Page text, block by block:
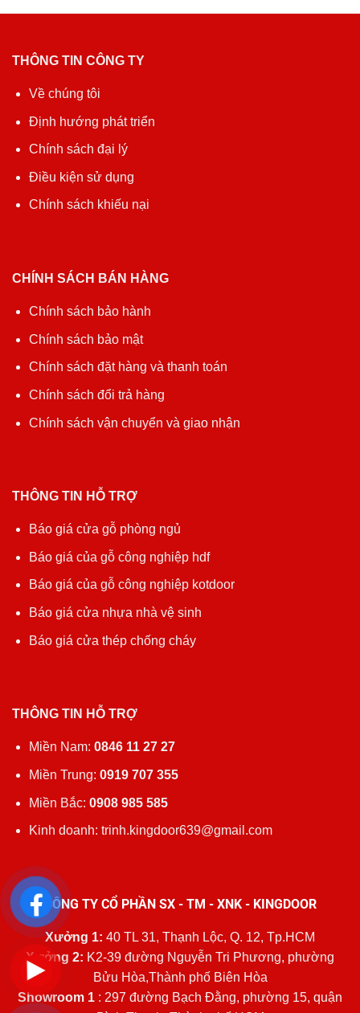
THÔNG TIN CÔNG TY
Về chúng tôi
Định hướng phát triển
Chính sách đại lý
Điều kiện sử dụng
Chính sách khiếu nại
CHÍNH SÁCH BÁN HÀNG
Chính sách bảo hành
Chính sách bảo mật
Chính sách đặt hàng và thanh toán
Chính sách đổi trả hàng
Chính sách vận chuyển và giao nhận
THÔNG TIN HỖ TRỢ
Báo giá cửa gỗ phòng ngủ
Báo giá của gỗ công nghiệp hdf
Báo giá của gỗ công nghiệp kotdoor
Báo giá cửa nhựa nhà vệ sinh
Báo giá cửa thép chống cháy
THÔNG TIN HỖ TRỢ
Miền Nam: 0846 11 27 27
Miền Trung: 0919 707 355
Miền Bắc: 0908 985 585
Kinh doanh: trinh.kingdoor639@gmail.com
CÔNG TY CỔ PHẦN SX - TM - XNK - KINGDOOR
Xưởng 1: 40 TL 31, Thạnh Lộc, Q. 12, Tp.HCM
Xưởng 2: K2-39 đường Nguyễn Tri Phương, phường
Bửu Hòa,Thành phố Biên Hòa
Showroom 1 : 297 đường Bạch Đằng, phường 15, quận